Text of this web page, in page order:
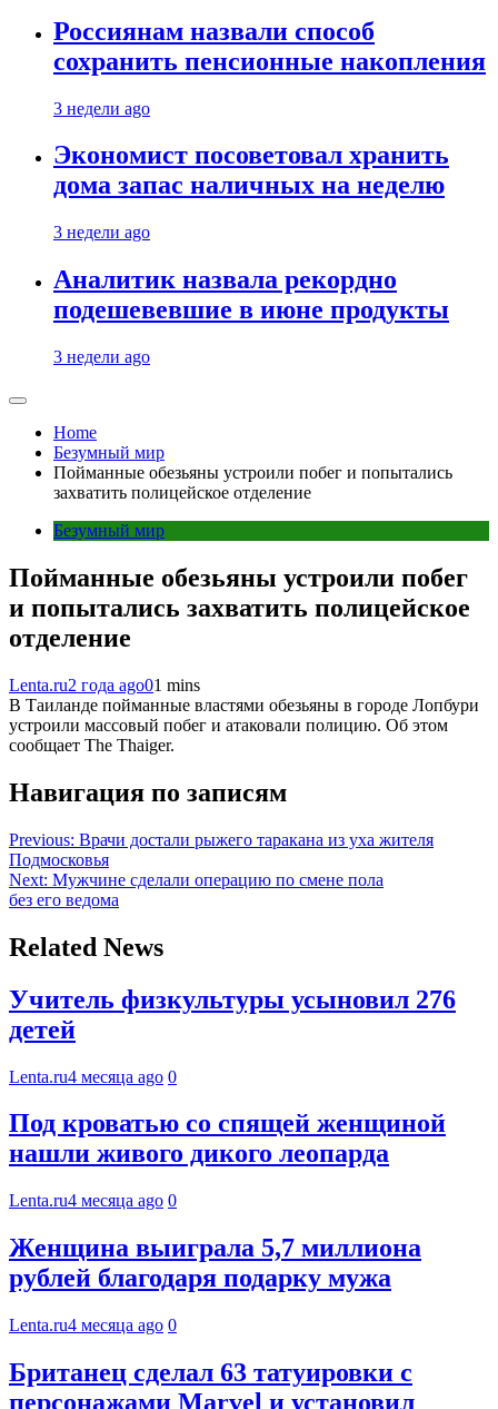
Россиянам назвали способ
сохранить пенсионные накопления
3 недели ago
Экономист посоветовал хранить
дома запас наличных на неделю
3 недели ago
Аналитик назвала рекордно
подешевевшие в июне продукты
3 недели ago
Home
Безумный мир
Пойманные обезьяны устроили побег и попытались
захватить полицейское отделение
Безумный мир
Пойманные обезьяны устроили побег
и попытались захватить полицейское
отделение
Lenta.ru2 года ago01 mins
В Таиланде пойманные властями обезьяны в городе Лопбури
устроили массовый побег и атаковали полицию. Об этом
сообщает The Thaiger.
Навигация по записям
Previous: Врачи достали рыжего таракана из уха жителя
Подмосковья
Next: Мужчине сделали операцию по смене пола
без его ведома
Related News
Учитель физкультуры усыновил 276
детей
Lenta.ru4 месяца ago 0
Под кроватью со спящей женщиной
нашли живого дикого леопарда
Lenta.ru4 месяца ago 0
Женщина выиграла 5,7 миллиона
рублей благодаря подарку мужа
Lenta.ru4 месяца ago 0
Британец сделал 63 татуировки с
персонажами Marvel и установил